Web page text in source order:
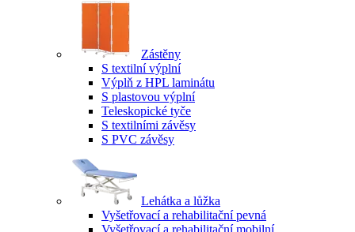
Zástěny
S textilní výplní
Výplň z HPL laminátu
S plastovou výplní
Teleskopické tyče
S textilními závěsy
S PVC závěsy
Lehátka a lůžka
Vyšetřovací a rehabilitační pevná
Vyšetřovací a rehabilitační mobilní